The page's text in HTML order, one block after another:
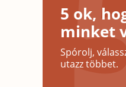
5 ok,
minket
Spórolj,
utazz többet.